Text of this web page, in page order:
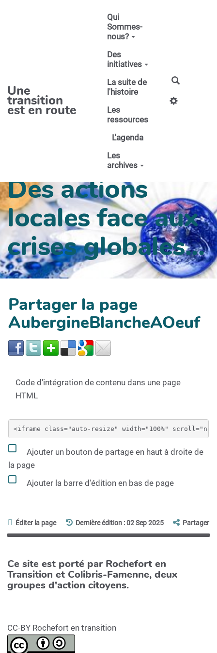
Une
transition
est en route
Qui
Sommes-
nous?
Des
initiatives
La suite de
l'histoire
Les
ressources
L'agenda
Les
archives
Des actions
locales face aux
crises globales...
Partager la page
AubergineBlancheAOeuf
Code d'intégration de contenu dans une page
HTML
Ajouter un bouton de partage en haut à droite de
la page
Ajouter la barre d'édition en bas de page
Éditer la page Dernière édition : 02 Sep 2025 Partager
Ce site est porté par Rochefort en
Transition et Colibris-Famenne, deux
groupes d'action citoyens.
CC-BY Rochefort en transition